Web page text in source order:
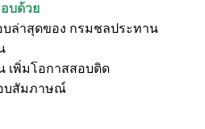
บด้วย
ล่าสุดของ กรมชลประทาน
เพิ่มโอกาสสอบติด
บสัมภาษณ์